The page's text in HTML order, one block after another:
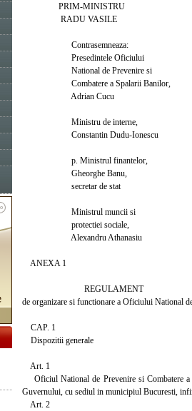
PRIM-MINISTRU
RADU VASILE
Contrasemneaza:
Presedintele Oficiului
National de Prevenire si
Combatere a Spalarii Banilor,
Adrian Cucu
Ministru de interne,
Constantin Dudu-Ionescu
p. Ministrul finantelor,
Gheorghe Banu,
secretar de stat
Ministrul muncii si
protectiei sociale,
Alexandru Athanasiu
ANEXA 1
REGULAMENT
de organizare si functionare a Oficiului National
CAP. 1
Dispozitii generale
Art. 1
Oficiul National de Prevenire si Combatere a
Guvernului, cu sediul in municipiul Bucuresti,
Art. 2